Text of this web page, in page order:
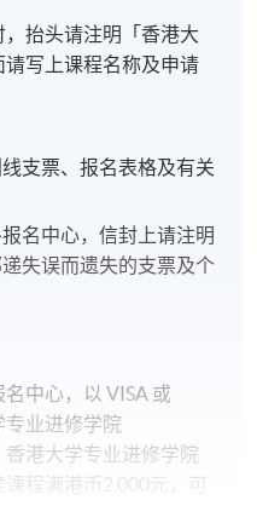
抬头请注明「香港大
写上课程名称及申请
支票、报名表格及有关
名中心，信封上请注明
失误而遗失的支票及个
中心，以 VISA 或
业进修学院
港大学专业进修学院
程满港币2,000元，可